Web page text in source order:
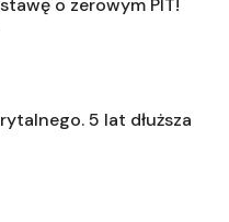
o zerowym PIT!
5 lat dłuższa